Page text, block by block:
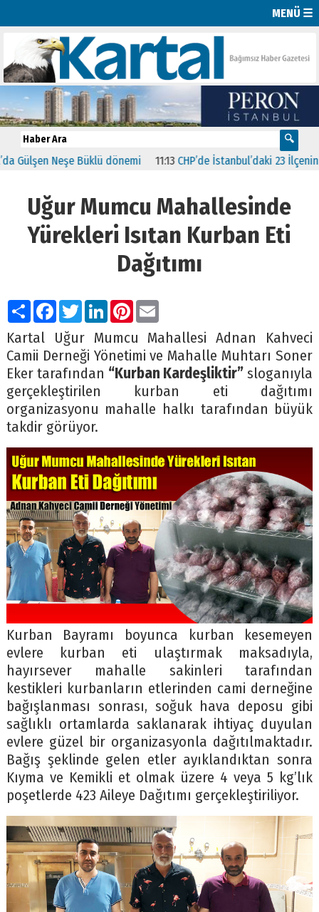
MENÜ ☰
Neşe Büklü dönemi 11:13 CHP’de İstanbul’daki 23 İlçenin
Uğur Mumcu Mahallesinde
Yürekleri Isıtan Kurban Eti
Dağıtımı
PaylaşFacebook
TwitterLinkedIn
Pinterest
Email
Kartal Uğur Mumcu Mahallesi Adnan Kahveci
Camii Derneği Yönetimi ve Mahalle Muhtarı Soner
Eker tarafından “Kurban Kardeşliktir” sloganıyla
gerçekleştirilen kurban eti dağıtımı
organizasyonu mahalle halkı tarafından büyük
takdir görüyor.
Kurban Bayramı boyunca kurban kesemeyen
evlere kurban eti ulaştırmak maksadıyla,
hayırsever mahalle sakinleri tarafından
kestikleri kurbanların etlerinden cami derneğine
bağışlanması sonrası, soğuk hava deposu gibi
sağlıklı ortamlarda saklanarak ihtiyaç duyulan
evlere güzel bir organizasyonla dağıtılmaktadır.
Bağış şeklinde gelen etler ayıklandıktan sonra
Kıyma ve Kemikli et olmak üzere 4 veya 5 kg’lık
poşetlerde 423 Aileye Dağıtımı gerçekleştiriliyor.